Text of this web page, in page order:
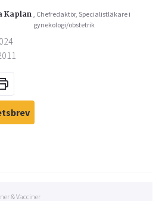
Kaplan , Chefredaktör, Specialistläkare i
gynekologi/obstetrik
& Vacciner